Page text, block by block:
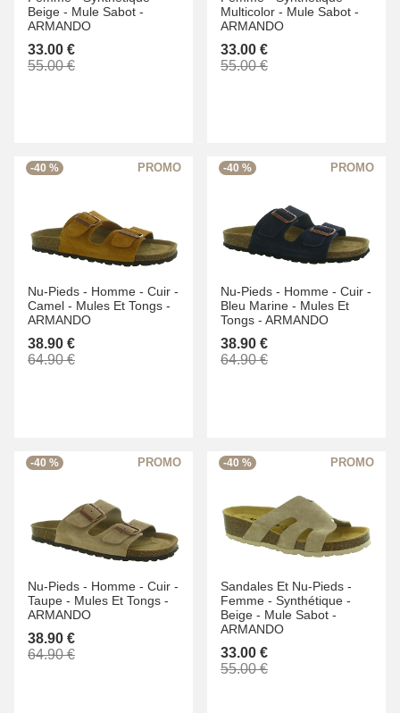
Beige - Mule Sabot -
ARMANDO
33.00 €
55.00 €
Multicolor - Mule Sabot -
ARMANDO
33.00 €
55.00 €
-40 %
Nu-Pieds - Homme - Cuir -
Camel - Mules Et Tongs -
ARMANDO
38.90 €
64.90 €
-40 %
Nu-Pieds - Homme - Cuir -
Bleu Marine - Mules Et
Tongs - ARMANDO
38.90 €
64.90 €
-40 %
Nu-Pieds - Homme - Cuir -
Taupe - Mules Et Tongs -
ARMANDO
38.90 €
64.90 €
-40 %
Sandales Et Nu-Pieds -
Femme - Synthétique -
Beige - Mule Sabot -
ARMANDO
33.00 €
55.00 €